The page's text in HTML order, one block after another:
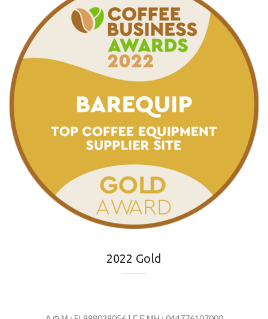
2022 Gold